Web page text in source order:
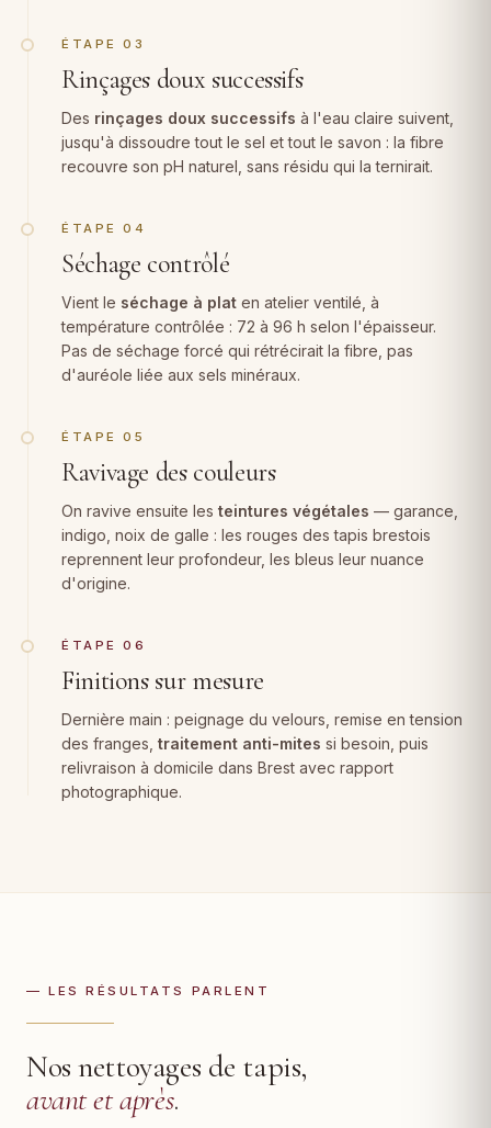
ÉTAPE 03
Rinçages doux successifs
Des rinçages doux successifs à l'eau claire suivent,
jusqu'à dissoudre tout le sel et tout le savon : la fibre
recouvre son pH naturel, sans résidu qui la ternirait.
ÉTAPE 04
Séchage contrôlé
Vient le séchage à plat en atelier ventilé, à
température contrôlée : 72 à 96 h selon l'épaisseur.
Pas de séchage forcé qui rétrécirait la fibre, pas
d'auréole liée aux sels minéraux.
ÉTAPE 05
Ravivage des couleurs
On ravive ensuite les teintures végétales — garance,
indigo, noix de galle : les rouges des tapis brestois
reprennent leur profondeur, les bleus leur nuance
d'origine.
ÉTAPE 06
Finitions sur mesure
Dernière main : peignage du velours, remise en tension
des franges, traitement anti-mites si besoin, puis
relivraison à domicile dans Brest avec rapport
photographique.
— LES RÉSULTATS PARLENT
Nos nettoyages de tapis,
avant et après.